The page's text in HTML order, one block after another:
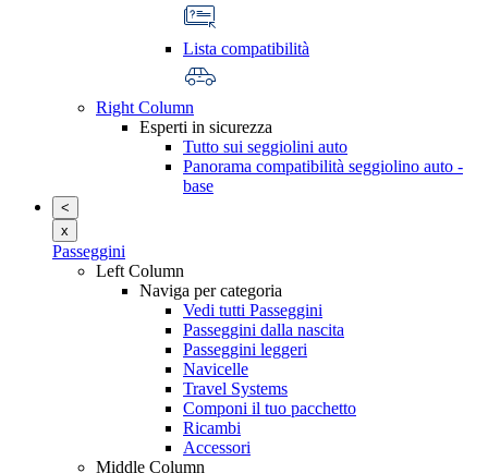
Lista compatibilità
Right Column
Esperti in sicurezza
Tutto sui seggiolini auto
Panorama compatibilità seggiolino auto -
base
<
x
Passeggini
Left Column
Naviga per categoria
Vedi tutti Passeggini
Passeggini dalla nascita
Passeggini leggeri
Navicelle
Travel Systems
Componi il tuo pacchetto
Ricambi
Accessori
Middle Column